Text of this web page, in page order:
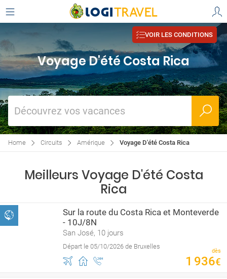
VOIR LES CONDITIONS
Voyage D'été Costa Rica
Découvrez vos vacances
Home Circuits Amérique Voyage D'été Costa Rica
Meilleurs Voyage D'été Costa
Rica
Sur la route du Costa Rica et Monteverde
- 10J/8N
San José, 10 jours
Départ le 05/10/2026 de Bruxelles
dès
1 936€